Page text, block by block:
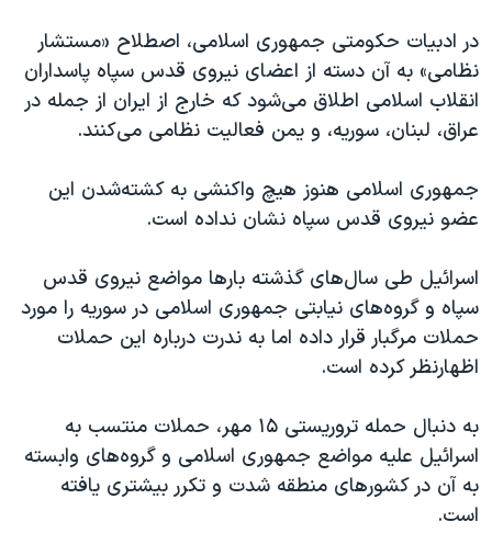
اسرائیل در جنگ
نرگس محمدی برنده جایزه نوبل صلح
همایش محافظه‌کاران آمریکا «سی‌پک»
صفحه‌های ویژه
سفر پرزیدنت ترامپ به چین
در ادبیات حکومتی جمهوری اسلامی، اصطلاح «مستشار
نظامی» به آن دسته از اعضای نیروی قدس سپاه پاسداران
انقلاب اسلامی اطلاق می‌شود که خارج از ایران از جمله در
عراق، لبنان، سوریه، و یمن فعالیت نظامی می‌کنند.
جمهوری اسلامی هنوز هیچ واکنشی به کشته‌شدن این
عضو نیروی قدس سپاه نشان نداده است.
اسرائیل طی سال‌های گذشته بارها مواضع نیروی قدس
سپاه و گروه‌های نیابتی جمهوری اسلامی در سوریه را مورد
حملات مرگبار قرار داده اما به ندرت درباره این حملات
اظهارنظر کرده است.
به دنبال حمله تروریستی ۱۵ مهر، حملات منتسب به
اسرائیل علیه مواضع جمهوری اسلامی و گروه‌های وابسته
به آن در کشورهای منطقه شدت و تکرر بیشتری یافته
است.